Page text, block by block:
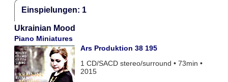
Einspielungen: 1
Ukrainian Mood
Piano Miniatures
Ars Produktion 38 195
1 CD/SACD stereo/surround • 73min •
2015